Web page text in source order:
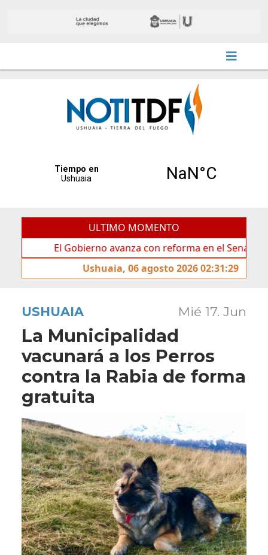
ULTIMO MOMENTO
El Gobierno avanza con reforma en el Senado
Ushuaia, 06 agosto 2026 02:31:29
USHUAIA Mié 17. Jun
La Municipalidad
vacunará a los Perros
contra la Rabia de forma
gratuita